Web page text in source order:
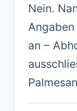
Nein.
an –